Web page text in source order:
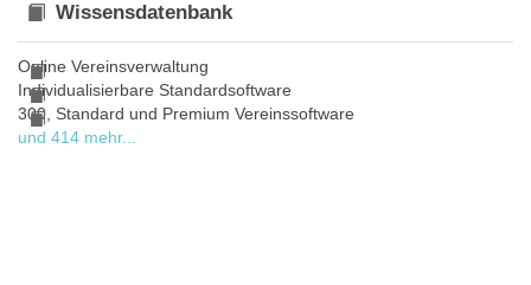
Wissensdatenbank
Online Vereinsverwaltung
Individualisierbare Standardsoftware
300, Standard und Premium Vereinssoftware
und 414 mehr...